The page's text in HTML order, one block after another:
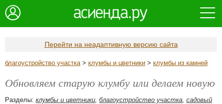
Перейти на неадаптивную версию сайта
благоустройство участка> клумбы и цветники > клумбы из камней
Обновляем старую клумбу или делаем новую
Разделы: клумбы и цветники, благоустройство участка, садовый